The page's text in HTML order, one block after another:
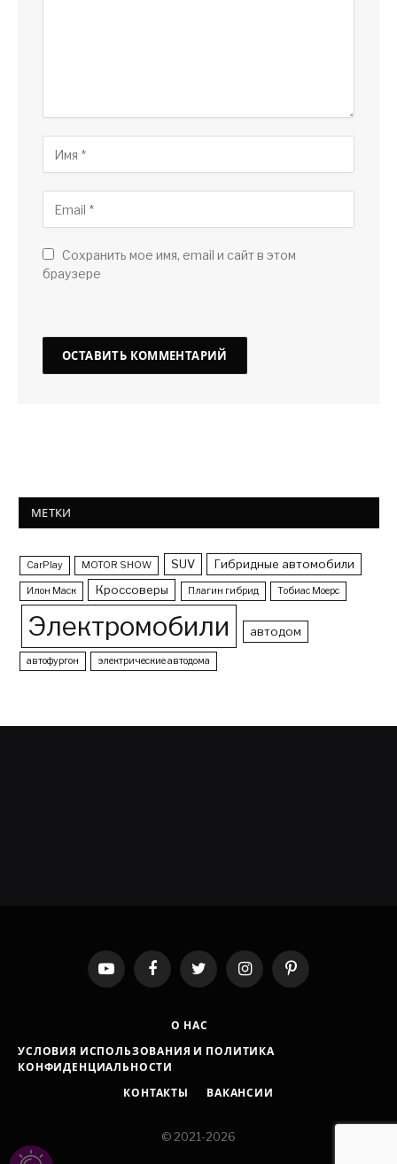
Сохранить мое имя, email и сайт в этом
браузере
МЕТКИ
CarPlay MOTOR SHOW SUV Гибридные автомобили
Илон Маск Кроссоверы Плагин гибрид Тобиас Моерс
Электромобили автодом
автофургон электрические автодома
YouTubeFacebookTwitter InstagramPinterest
О НАС
УСЛОВИЯ ИСПОЛЬЗОВАНИЯ И ПОЛИТИКА
КОНФИДЕНЦИАЛЬНОСТИ
КОНТАКТЫ
ВАКАНСИИ
© 2021-2026